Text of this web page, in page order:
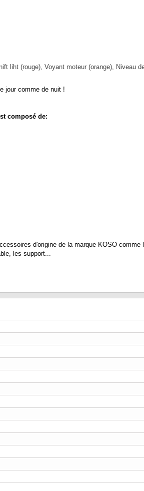
liht (rouge), Voyant moteur (orange), Niveau
jour comme de nuit !
composé de:
d'origine de la marque KOSO
les support...